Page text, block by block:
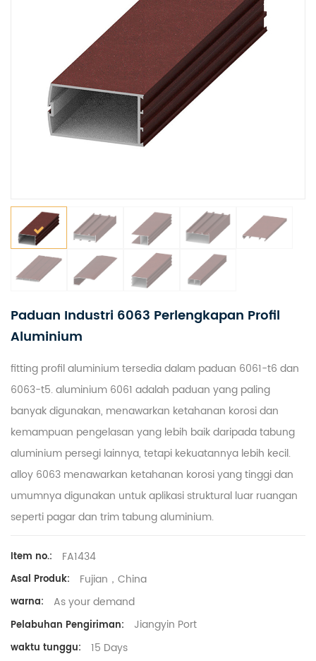
Paduan Industri 6063 Perlengkapan Profil
Aluminium
fitting profil aluminium tersedia dalam paduan 6061-t6 dan
6063-t5. aluminium 6061 adalah paduan yang paling
banyak digunakan, menawarkan ketahanan korosi dan
kemampuan pengelasan yang lebih baik daripada tabung
aluminium persegi lainnya, tetapi kekuatannya lebih kecil.
alloy 6063 menawarkan ketahanan korosi yang tinggi dan
umumnya digunakan untuk aplikasi struktural luar ruangan
seperti pagar dan trim tabung aluminium.
Item no.: FA1434
Asal Produk: Fujian，China
warna: As your demand
Pelabuhan Pengiriman: Jiangyin Port
waktu tunggu: 15 Days